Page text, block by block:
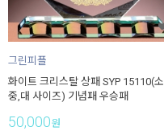
그린피플
화이트 크리스탈 상패 SYP 15110(소,
중,대 사이즈) 기념패 우승패
50,000원